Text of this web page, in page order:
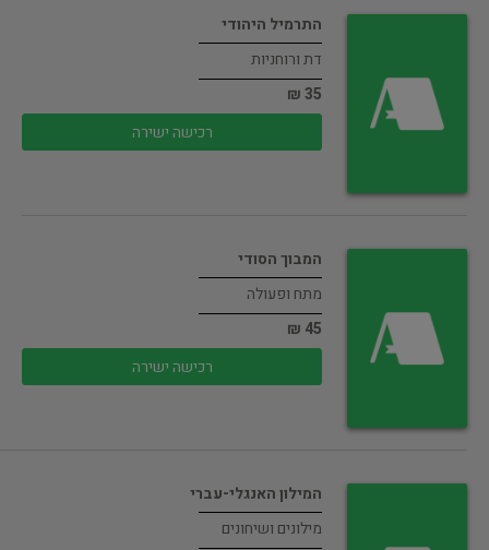
התרמיל היהודי
דת ורוחניות
35 ₪
רכישה ישירה
המבוך הסודי
מתח ופעולה
45 ₪
רכישה ישירה
המילון האנגלי-עברי
מילונים ושיחונים